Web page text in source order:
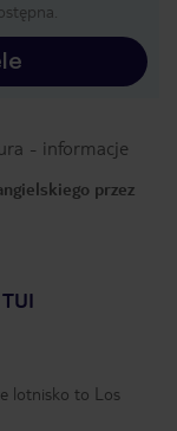
- informacje
przez
lotnisko to Los